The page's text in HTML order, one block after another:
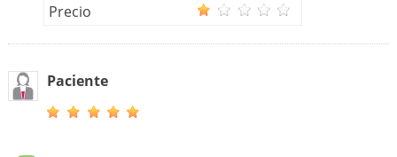
Precio
Paciente